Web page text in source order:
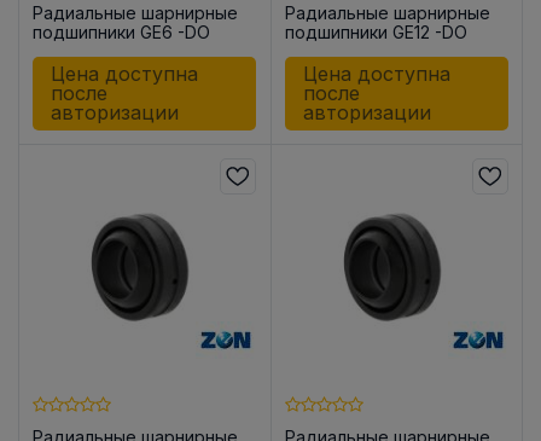
Радиальные шарнирные
подшипники GE6 -DO
Цена доступна
после
авторизации
Радиальные шарнирные
подшипники GE12 -DO
Цена доступна
после
авторизации